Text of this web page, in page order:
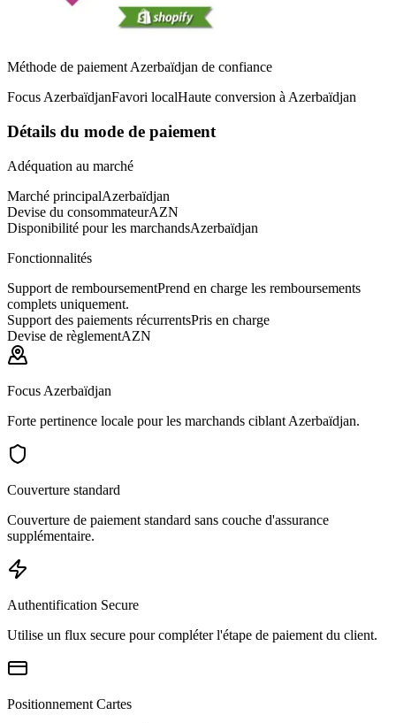
Méthode de paiement Azerbaïdjan de confiance
Focus AzerbaïdjanFavori localHaute conversion à Azerbaïdjan
Détails du mode de paiement
Adéquation au marché
Marché principalAzerbaïdjan
Devise du consommateurAZN
Disponibilité pour les marchandsAzerbaïdjan
Fonctionnalités
Support de remboursementPrend en charge les remboursements
complets uniquement.
Support des paiements récurrentsPris en charge
Devise de règlementAZN
Focus Azerbaïdjan
Forte pertinence locale pour les marchands ciblant Azerbaïdjan.
Couverture standard
Couverture de paiement standard sans couche d'assurance
supplémentaire.
Authentification Secure
Utilise un flux secure pour compléter l'étape de paiement du client.
Positionnement Cartes